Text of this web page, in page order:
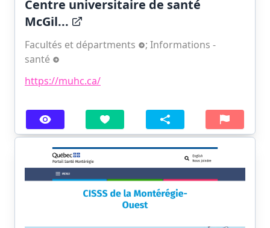
Centre universitaire de santé
McGil...
Facultés et départments ; Informations -
santé
https://muhc.ca/